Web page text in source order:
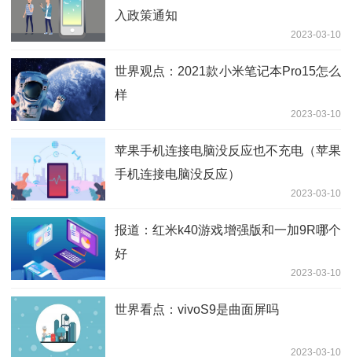
入政策通知
2023-03-10
世界观点：2021款小米笔记本Pro15怎么
样
2023-03-10
苹果手机连接电脑没反应也不充电（苹果
手机连接电脑没反应）
2023-03-10
报道：红米k40游戏增强版和一加9R哪个
好
2023-03-10
世界看点：vivoS9是曲面屏吗
2023-03-10